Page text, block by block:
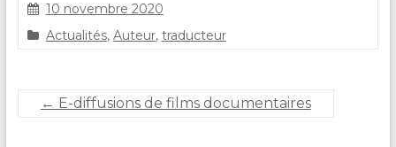
S
t
10 novembre 2020
Actualités, Auteur, traducteur
← E-diffusions de films documentaires